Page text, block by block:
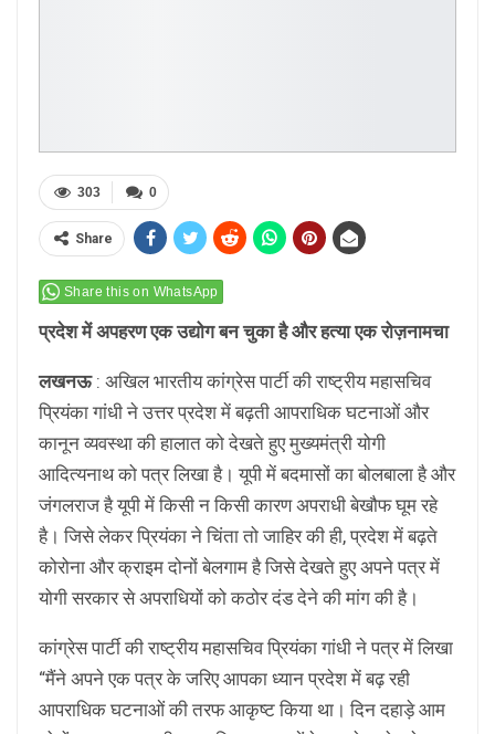
0
303
Share
Share this on WhatsApp
प्रदेश में अपहरण एक उद्योग बन चुका है और हत्या एक रोज़नामचा
लखनऊ: अखिल भारतीय कांग्रेस पार्टी की राष्ट्रीय महासचिव
प्रियंका गांधी ने उत्तर प्रदेश में बढ़ती आपराधिक घटनाओं और
कानून व्यवस्था की हालात को देखते हुए मुख्यमंत्री योगी
आदित्यनाथ को पत्र लिखा है। यूपी में बदमासों का बोलबाला है और
जंगलराज है यूपी में किसी न किसी कारण अपराधी बेखौफ घूम रहे
है। जिसे लेकर प्रियंका ने चिंता तो जाहिर की ही, प्रदेश में बढ़ते
कोरोना और क्राइम दोनों बेलगाम है जिसे देखते हुए अपने पत्र में
योगी सरकार से अपराधियों को कठोर दंड देने की मांग की है।
कांग्रेस पार्टी की राष्ट्रीय महासचिव प्रियंका गांधी ने पत्र में लिखा
“मैंने अपने एक पत्र के जरिए आपका ध्यान प्रदेश में बढ़ रही
आपराधिक घटनाओं की तरफ आकृष्ट किया था। दिन दहाड़े आम